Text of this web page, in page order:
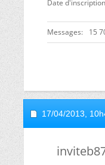
Date d'inscription
Messages 15
17/04/2013,